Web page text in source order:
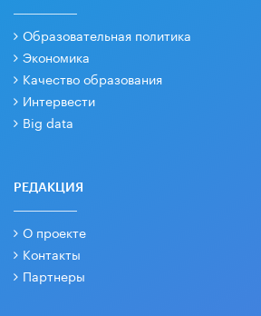
Образовательная политика
Экономика
Качество образования
Интервести
Big data
РЕДАКЦИЯ
О проекте
Контакты
Партнеры